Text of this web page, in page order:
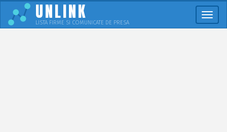
UNLINK
LISTA FIRME SI COMUNICATE DE PRESA